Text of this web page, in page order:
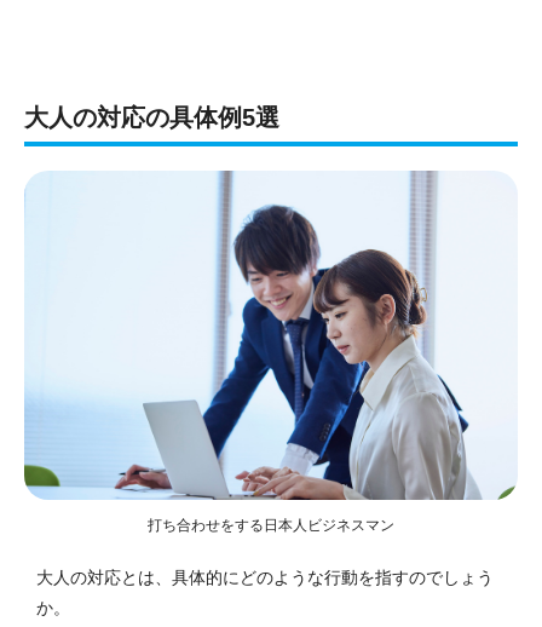
大人の対応の具体例5選
打ち合わせをする日本人ビジネスマン
大人の対応とは、具体的にどのような行動を指すのでしょう
か。